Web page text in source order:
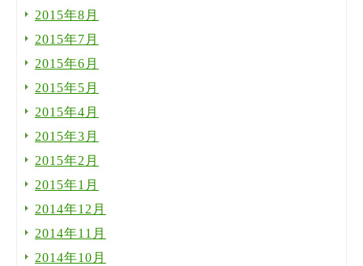
2015年8月
2015年7月
2015年6月
2015年5月
2015年4月
2015年3月
2015年2月
2015年1月
2014年12月
2014年11月
2014年10月